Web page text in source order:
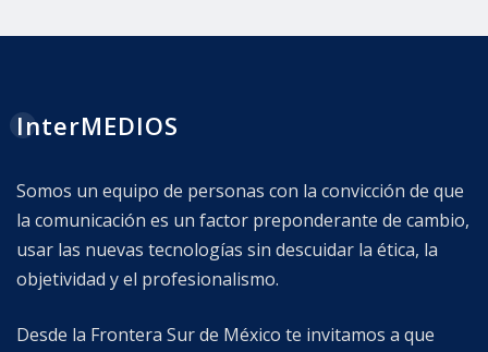
InterMEDIOS
Somos un equipo de personas con la convicción de que
la comunicación es un factor preponderante de cambio,
usar las nuevas tecnologías sin descuidar la ética, la
objetividad y el profesionalismo.
Desde la Frontera Sur de México te invitamos a que